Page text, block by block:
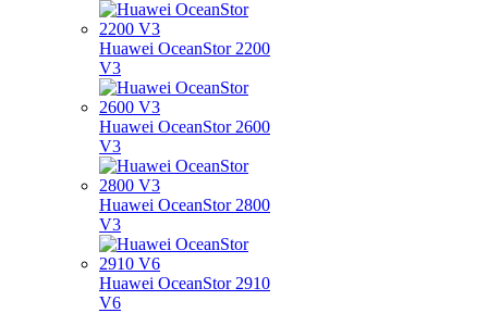
Huawei OceanStor 2200
V3
Huawei OceanStor 2600
V3
Huawei OceanStor 2800
V3
Huawei OceanStor 2910
V6